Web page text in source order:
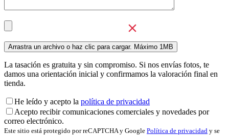
La tasación es gratuita y sin compromiso. Si nos envías fotos, te
damos una orientación inicial y confirmamos la valoración final en
tienda.
He leído y acepto la política de privacidad
Acepto recibir comunicaciones comerciales y novedades por
correo electrónico.
Este sitio está protegido por reCAPTCHA y Google Política de privacidad y se